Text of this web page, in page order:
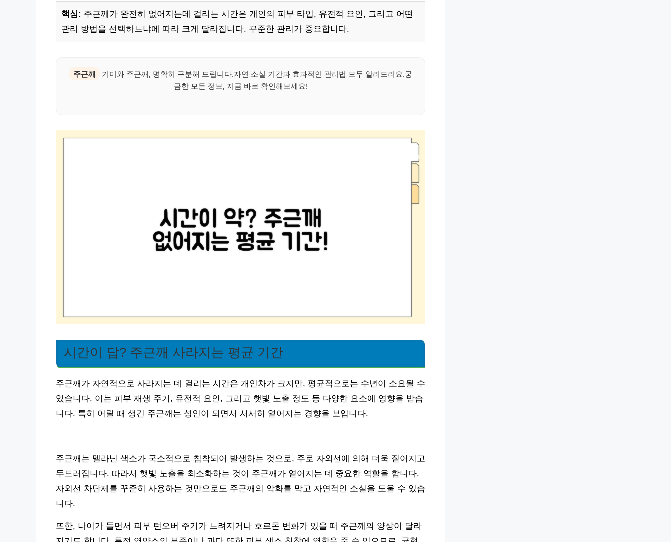
핵심: 주근깨가 완전히 없어지는데 걸리는 시간은 개인의 피부 타입, 유전적 요인, 그리고 어떤
관리 방법을 선택하느냐에 따라 크게 달라집니다. 꾸준한 관리가 중요합니다.
주근깨
기미와 주근깨, 명확히 구분해 드립니다.자연 소실 기간과 효과적인 관리법 모두 알려드려요.궁
금한 모든 정보, 지금 바로 확인해보세요!
시간이 답? 주근깨 사라지는 평균 기간
주근깨가 자연적으로 사라지는 데 걸리는 시간은 개인차가 크지만, 평균적으로는 수년이 소요될 수
있습니다. 이는 피부 재생 주기, 유전적 요인, 그리고 햇빛 노출 정도 등 다양한 요소에 영향을 받습
니다. 특히 어릴 때 생긴 주근깨는 성인이 되면서 서서히 옅어지는 경향을 보입니다.
주근깨는 멜라닌 색소가 국소적으로 침착되어 발생하는 것으로, 주로 자외선에 의해 더욱 짙어지고
두드러집니다. 따라서 햇빛 노출을 최소화하는 것이 주근깨가 옅어지는 데 중요한 역할을 합니다.
자외선 차단제를 꾸준히 사용하는 것만으로도 주근깨의 악화를 막고 자연적인 소실을 도울 수 있습
니다.
또한, 나이가 들면서 피부 턴오버 주기가 느려지거나 호르몬 변화가 있을 때 주근깨의 양상이 달라